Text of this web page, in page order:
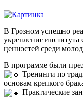
В Грозном успешно
укрепление
ценностей среди
В программе были
Тренинги по
основам крепкого
Практические